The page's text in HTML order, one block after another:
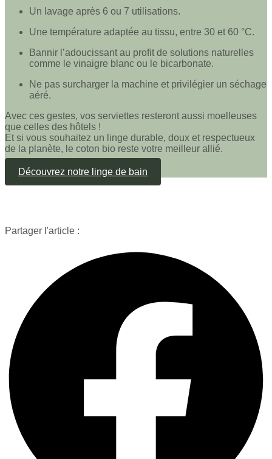
Un lavage après 6 ou 7 utilisations.
Une température adaptée au tissu, entre 30 et 60 °C.
Bannir l’adoucissant au profit de solutions naturelles
comme le vinaigre blanc ou le bicarbonate.
Ne pas surcharger la machine et privilégier un séchage
aéré.
Avec ces gestes, vos serviettes resteront aussi moelleuses
que celles des hôtels !
Et si vous souhaitez un linge durable, doux et respectueux
de la planète, le coton bio reste votre meilleur allié.
Découvrez notre linge de bain
Partager l'article :